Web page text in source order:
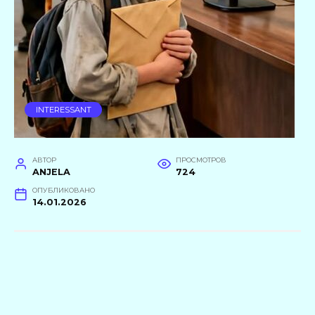
INTERESSANT
АВТОР
ANJELA
ПРОСМОТРОВ
724
ОПУБЛИКОВАНО
14.01.2026